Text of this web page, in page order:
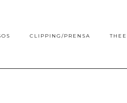
CLIPPING/PRENSA